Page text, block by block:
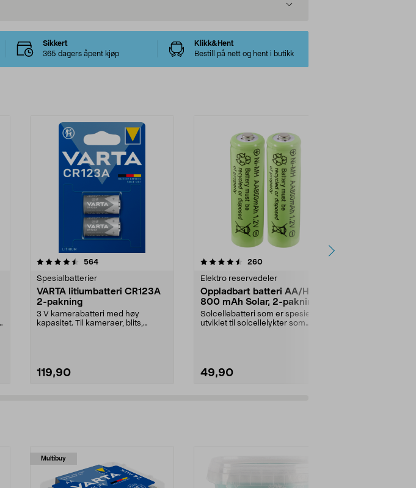
Sikkert
365 dagers åpent kjøp
Klikk&Hent
Bestill på nett og hent i butikk
564anmeldelser
Spesialbatterier
VARTA litiumbatteri CR123A
2-pakning
3 V kamerabatteri med høy
kapasitet. Til kameraer, blits,
119,90
4.5 av 5 stjerner 260anmeldelser
Elektro reservedeler
Oppladbart batteri AA/HR6
800 mAh Solar, 2-pakning
Solcellebatteri som er spesielt
utviklet til solcellelykter som
49,90
4.5 av 5 stjerner
Multibuy